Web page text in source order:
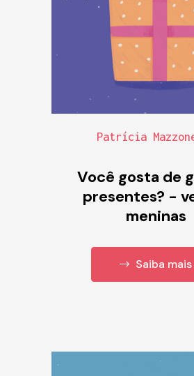
Patrícia
Você gosta de
presentes? -
meninas
Saiba mais